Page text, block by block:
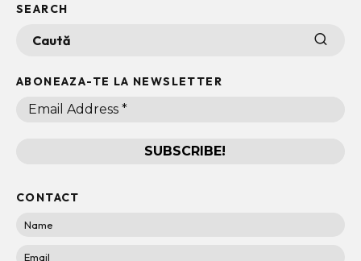
SEARCH
ABONEAZA-TE LA NEWSLETTER
CONTACT